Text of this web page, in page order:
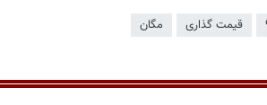
قیمت گذاری مگان